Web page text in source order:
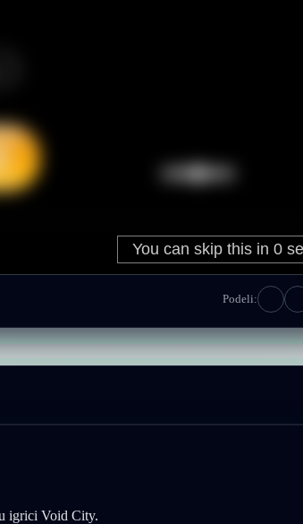
Podeli:
igrici Void City.